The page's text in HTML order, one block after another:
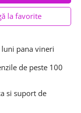
la favorite
pana vineri
de peste 100
si suport de